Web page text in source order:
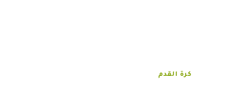
كرة القدم